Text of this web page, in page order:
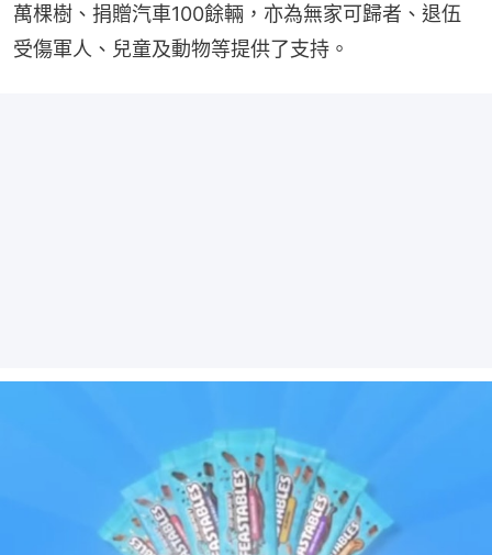
萬棵樹、捐贈汽車100餘輛，亦為無家可歸者、退伍
受傷軍人、兒童及動物等提供了支持。